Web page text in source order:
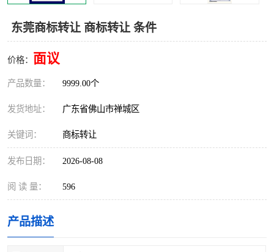
东莞商标转让 商标转让 条件
价格： 面议
产品数量： 9999.00个
发货地址： 广东省佛山市禅城区
关键词： 商标转让
发布日期： 2026-08-08
阅 读 量： 596
产品描述